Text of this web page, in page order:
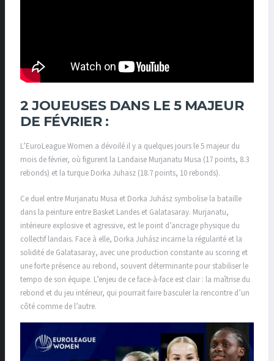
2 JOUEUSES DANS LE 5 MAJEUR
DE FÉVRIER :
L’EuroLeague Women a dévoilé il y a quelques jours le 5 majeur du
mois de février, où figurent la Landaise Murjanatu Musa (17 points, 8.3
rebonds) et la turque Dorka Juhasz (18.7 points, 10 rebonds).
Ce duel entre Murjanatu Musa et Dorka Juhász symbolise la bataille
dans la peinture entre Basket Landes et Galatasaray. Murjanatu,
intérieure explosive et agressive, est le point d’ancrage physique du
collectif landais. Face à elle, Dorka Juhász incarne la régularité et la
solidité de Galatasaray, avec une production constante au scoring et
une forte présence au rebond, souvent déterminante pour stabiliser le
tempo de son équipe. L’enjeu de ce face-à-face est clair : la maîtrise du
rebond et du jeu intérieur, qui pourrait faire basculer la rencontre d’un
côté comme de l’autre.